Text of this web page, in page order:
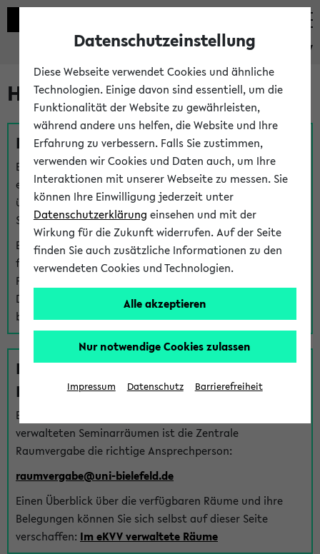
eKVV
Hilfe & Kontakt
Fragen zu einzelnen Veranstaltungen
Bei inhaltlichen und organisatorischen Fragen zu
einzelnen Veranstaltungen finden Sie Ansprechpersonen
über denFragen-Link bei jeder Veranstaltung. Der BIS
Support kann hier meist keine direkte Hilfe leisten.
Bei Veranstaltungen mit eKVV Teilnahmemanagement
finden Sie eine Auskunft über die Personen, die Ihre
Platzzuteilung im eKVV eingetragen haben, auf der
Detailseite zum Teilnahmemanagement der
betreffenden Veranstaltung.
Fragen zu im eKVV verwalteten
Räumen
Bei Fragen zur Vergabe von Hörsälen und vom eKVV
verwalteten Seminarräumen ist die Zentrale
Raumvergabe die richtige Ansprechperson:
raumvergabe@uni-bielefeld.de
Einen Überblick über die verfügbaren Räume und ihre
Belegungen können Sie sich selbst auf dieser Seite
verschaffen: Im eKVV verwaltete Räume
Datenschutzeinstellung
Diese Webseite verwendet Cookies und ähnliche
Technologien. Einige davon sind essentiell, um die
Funktionalität der Website zu gewährleisten,
während andere uns helfen, die Website und Ihre
Erfahrung zu verbessern. Falls Sie zustimmen,
verwenden wir Cookies und Daten auch, um Ihre
Interaktionen mit unserer Webseite zu messen. Sie
können Ihre Einwilligung jederzeit unter
Datenschutzerklärung einsehen und mit der
Wirkung für die Zukunft widerrufen. Auf der Seite
finden Sie auch zusätzliche Informationen zu den
verwendeten Cookies und Technologien.
Alle akzeptieren
Nur notwendige Cookies zulassen
Impressum Datenschutz Barrierefreiheit